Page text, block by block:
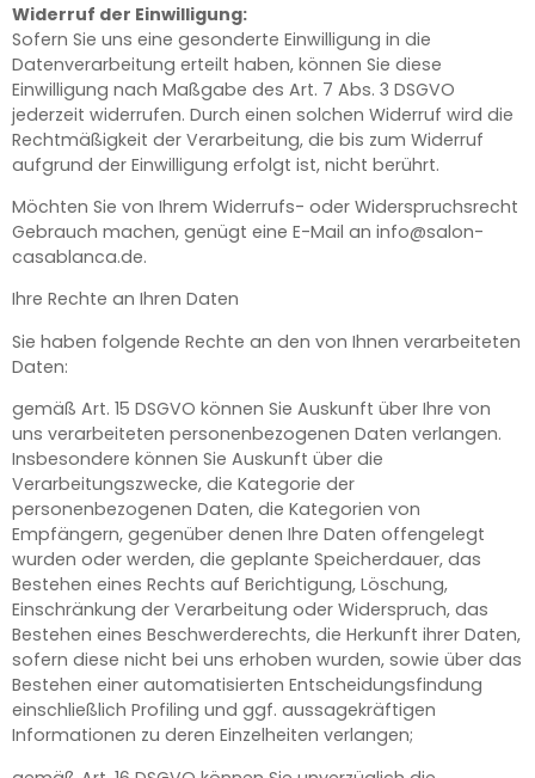
Widerruf der Einwilligung:
Sofern Sie uns eine gesonderte Einwilligung in die
Datenverarbeitung erteilt haben, können Sie diese
Einwilligung nach Maßgabe des Art. 7 Abs. 3 DSGVO
jederzeit widerrufen. Durch einen solchen Widerruf wird die
Rechtmäßigkeit der Verarbeitung, die bis zum Widerruf
aufgrund der Einwilligung erfolgt ist, nicht berührt.
Möchten Sie von Ihrem Widerrufs- oder Widerspruchsrecht
Gebrauch machen, genügt eine E-Mail an info@salon-
casablanca.de.
Ihre Rechte an Ihren Daten
Sie haben folgende Rechte an den von Ihnen verarbeiteten
Daten:
gemäß Art. 15 DSGVO können Sie Auskunft über Ihre von
uns verarbeiteten personenbezogenen Daten verlangen.
Insbesondere können Sie Auskunft über die
Verarbeitungszwecke, die Kategorie der
personenbezogenen Daten, die Kategorien von
Empfängern, gegenüber denen Ihre Daten offengelegt
wurden oder werden, die geplante Speicherdauer, das
Bestehen eines Rechts auf Berichtigung, Löschung,
Einschränkung der Verarbeitung oder Widerspruch, das
Bestehen eines Beschwerderechts, die Herkunft ihrer Daten,
sofern diese nicht bei uns erhoben wurden, sowie über das
Bestehen einer automatisierten Entscheidungsfindung
einschließlich Profiling und ggf. aussagekräftigen
Informationen zu deren Einzelheiten verlangen;